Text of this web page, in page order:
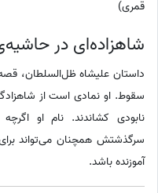
قمری)
شاهزاده‌ای در
داستان علیشاه ظل‌السلطان،
سقوط. او نمادی است از
نابودی کشاندند. نام او
سرگذشتش همچنان می‌تواند
آموزنده باشد.